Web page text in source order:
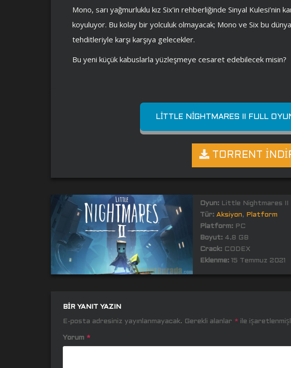
Mono, sarı yağmurluklu kız Six’in rehberliğinde Sinyal Kulesi’nin
koyuluyor. Bu kolay bir yolculuk olmayacak; Mono ve Six bu
tehditleriyle karşı karşıya gelecekler.
Bu yeni küçük kabuslarla yüzleşmeye cesaret edebilecek misin?
LITTLE NIGHTMARES II FULL
TORRENT
Oyun:Little Nightmares II
Tür: Aksiyon,
Platform
Platform:PC
Boyut:4.8 GB
Crack:CODEX
Eklenme:15 Temmuz 2021
BIR YANIT YAZIN
E-posta adresiniz yayınlanmayacak. Gerekli alanlar * ile
Yorum *